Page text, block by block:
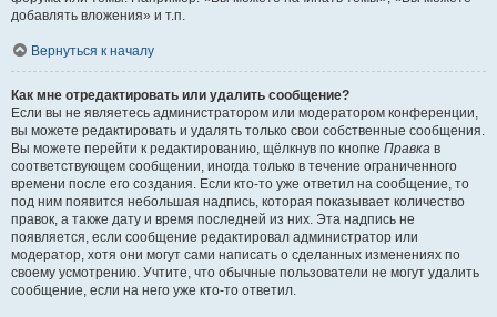
добавлять вложения» и т.п.
Вернуться к началу
Как мне отредактировать или удалить сообщение?
Если вы не являетесь администратором или модератором конференции,
вы можете редактировать и удалять только свои собственные сообщения.
Вы можете перейти к редактированию, щёлкнув по кнопке Правка в
соответствующем сообщении, иногда только в течение ограниченного
времени после его создания. Если кто-то уже ответил на сообщение, то
под ним появится небольшая надпись, которая показывает количество
правок, а также дату и время последней из них. Эта надпись не
появляется, если сообщение редактировал администратор или
модератор, хотя они могут сами написать о сделанных изменениях по
своему усмотрению. Учтите, что обычные пользователи не могут удалить
сообщение, если на него уже кто-то ответил.